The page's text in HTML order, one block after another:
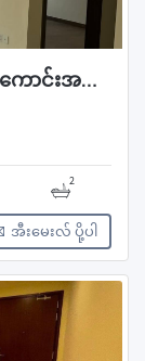
Emerald BayCondo ဈေးတန် အခန်းကောင်းအရောင်း
2
အီးမေးလ် ပို့ပါ